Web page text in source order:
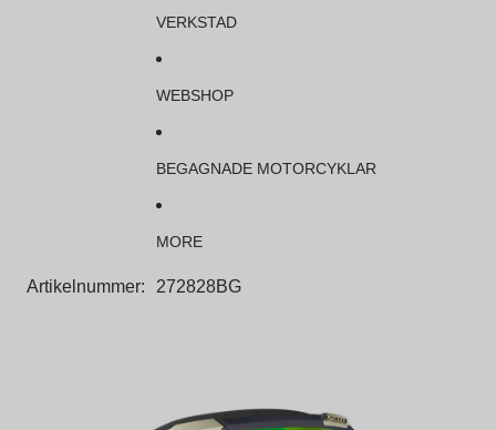
VERKSTAD
WEBSHOP
BEGAGNADE MOTORCYKLAR
MORE
Artikelnummer: 272828BG